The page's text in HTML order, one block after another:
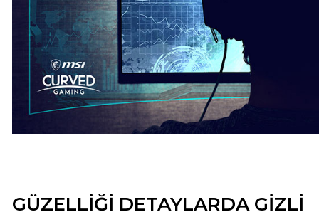
GÜZELLİĞİ DETAYLARDA GİZLİ